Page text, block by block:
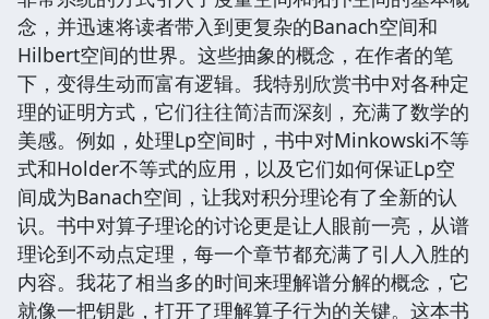
念，并迅速将读者带入到更复杂的Banach空间和
Hilbert空间的世界。这些抽象的概念，在作者的笔
下，变得生动而富有逻辑。我特别欣赏书中对各种定
理的证明方式，它们往往简洁而深刻，充满了数学的
美感。例如，处理Lp空间时，书中对Minkowski不等
式和Holder不等式的应用，以及它们如何保证Lp空
间成为Banach空间，让我对积分理论有了全新的认
识。书中对算子理论的讨论更是让人眼前一亮，从谱
理论到不动点定理，每一个章节都充满了引人入胜的
内容。我花了相当多的时间来理解谱分解的概念，它
就像一把钥匙，打开了理解算子行为的关键。这本书